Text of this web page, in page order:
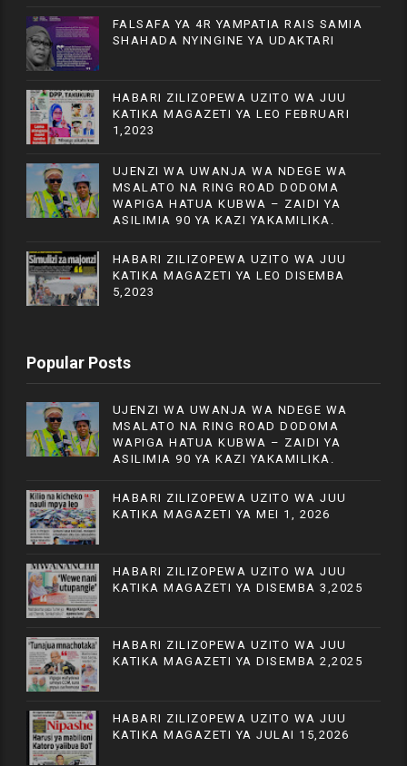
FALSAFA YA 4R YAMPATIA RAIS SAMIA
SHAHADA NYINGINE YA UDAKTARI
HABARI ZILIZOPEWA UZITO WA JUU
KATIKA MAGAZETI YA LEO FEBRUARI
1,2023
UJENZI WA UWANJA WA NDEGE WA
MSALATO NA RING ROAD DODOMA
WAPIGA HATUA KUBWA – ZAIDI YA
ASILIMIA 90 YA KAZI YAKAMILIKA.
HABARI ZILIZOPEWA UZITO WA JUU
KATIKA MAGAZETI YA LEO DISEMBA
5,2023
Popular Posts
UJENZI WA UWANJA WA NDEGE WA
MSALATO NA RING ROAD DODOMA
WAPIGA HATUA KUBWA – ZAIDI YA
ASILIMIA 90 YA KAZI YAKAMILIKA.
HABARI ZILIZOPEWA UZITO WA JUU
KATIKA MAGAZETI YA MEI 1, 2026
HABARI ZILIZOPEWA UZITO WA JUU
KATIKA MAGAZETI YA DISEMBA 3,2025
HABARI ZILIZOPEWA UZITO WA JUU
KATIKA MAGAZETI YA DISEMBA 2,2025
HABARI ZILIZOPEWA UZITO WA JUU
KATIKA MAGAZETI YA JULAI 15,2026